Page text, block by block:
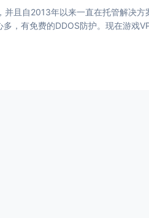
2013年以来一直在托管解决方案方面进
，有免费的DDOS防护。现在游戏